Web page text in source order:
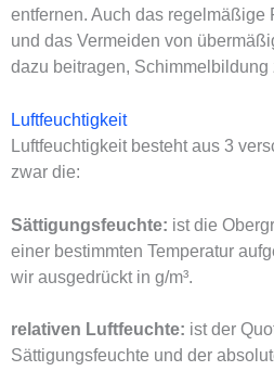
entfernen. Auch das regelmäßige
und das Vermeiden von
dazu beitragen, Schimmelbildung
Luftfeuchtigkeit
Luftfeuchtigkeit besteht aus 3
zwar die:
Sättigungsfeuchte: ist die
einer bestimmten Temperatur
wir ausgedrückt in g/m³.
relativen Luftfeuchte: ist der
Sättigungsfeuchte und der